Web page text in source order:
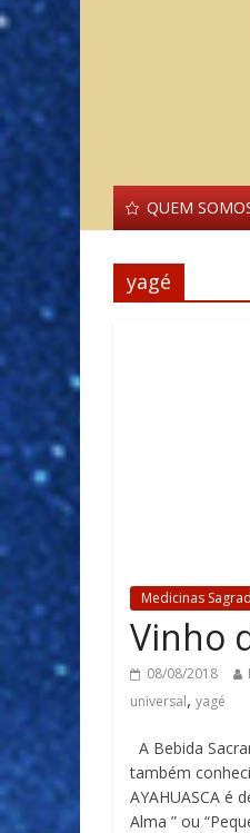
QUEM
yagé
Medicinas
Vinho
08/08/2018
universal, yagé
A Bebida
também
AYAHUASCA é
Alma ” ou